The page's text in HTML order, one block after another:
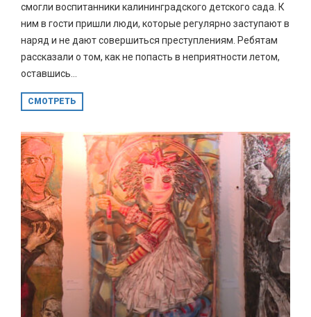
смогли воспитанники калининградского детского сада. К
ним в гости пришли люди, которые регулярно заступают в
наряд и не дают совершиться преступлениям. Ребятам
рассказали о том, как не попасть в неприятности летом,
оставшись...
СМОТРЕТЬ